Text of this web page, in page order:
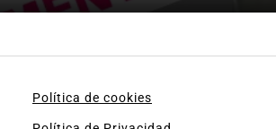
Política de cookies